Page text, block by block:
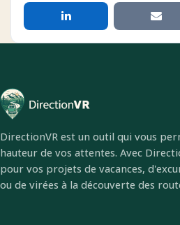
DirectionVR est un outil qui vous
hauteur de vos attentes. Avec
pour vos projets de vacances,
ou de virées à la découverte des